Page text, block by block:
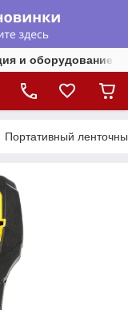
и оборудование
Портативный